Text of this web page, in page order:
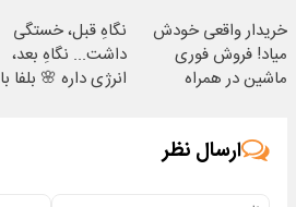
خریدار واقعی خودش
میاد! فروش فوری
ماشین در همراه
نگاهِ قبل، خستگی
داشت... نگاهِ بعد،
انرژی داره 🌸 بلفا با
ارسال نظر